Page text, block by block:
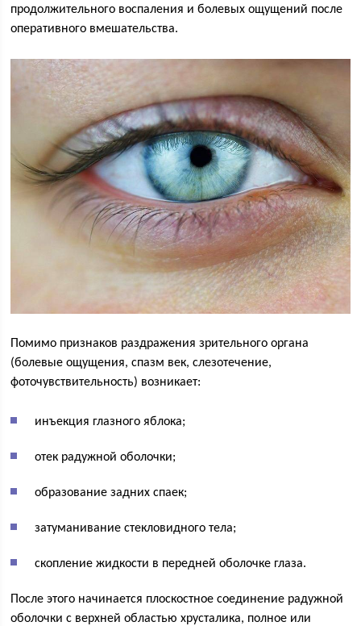
продолжительного воспаления и болевых ощущений после
оперативного вмешательства.
Помимо признаков раздражения зрительного органа
(болевые ощущения, спазм век, слезотечение,
фоточувствительность) возникает:
инъекция глазного яблока;
отек радужной оболочки;
образование задних спаек;
затуманивание стекловидного тела;
скопление жидкости в передней оболочке глаза.
После этого начинается плоскостное соединение радужной
оболочки с верхней областью хрусталика, полное или